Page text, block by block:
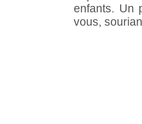
enfants. Un
vous,